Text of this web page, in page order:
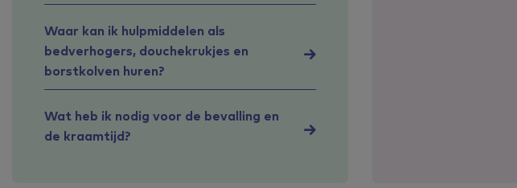
Waar kan ik hulpmiddelen als
bedverhogers, douchekrukjes en
borstkolven huren?
Wat heb ik nodig voor de bevalling en
de kraamtijd?